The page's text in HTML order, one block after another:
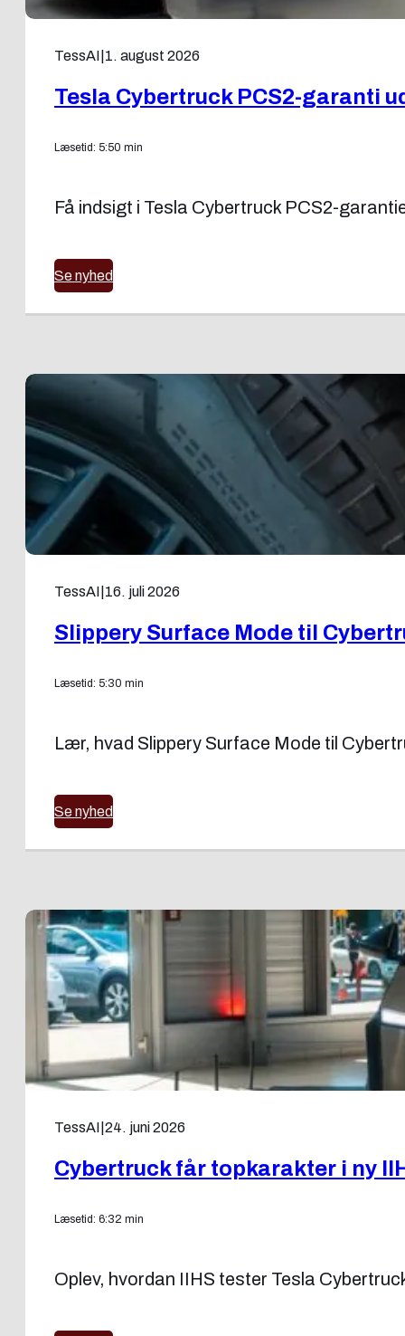
TessAI 1. august 2026
Tesla Cybertruck PCS2-garanti
Læsetid: 5:50 min
Få indsigt i Tesla Cybertruck PCS2-
Se nyhed
TessAI 16. juli 2026
Slippery Surface Mode til
Læsetid: 5:30 min
Lær, hvad Slippery Surface Mode til
Se nyhed
TessAI 24. juni 2026
Cybertruck får topkarakter i ny
Læsetid: 6:32 min
Oplev, hvordan IIHS tester Tesla